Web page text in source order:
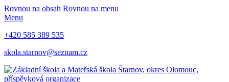
Rovnou na obsah Rovnou na menu
Menu
+420 585 389 535
skola.starnov@seznam.cz